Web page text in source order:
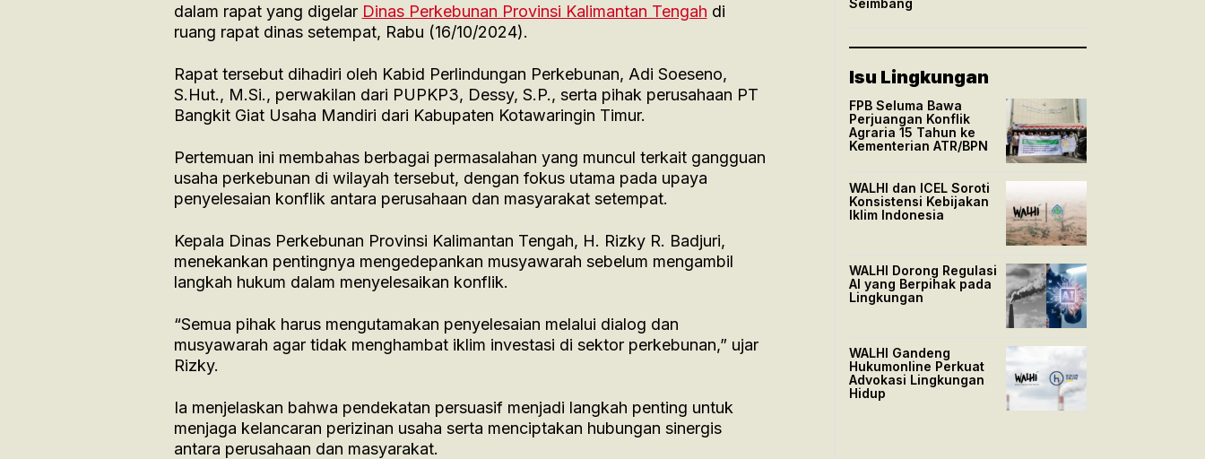
dalam rapat yang digelar Dinas Perkebunan Provinsi Kalimantan Tengah di
ruang rapat dinas setempat, Rabu (16/10/2024).
Rapat tersebut dihadiri oleh Kabid Perlindungan Perkebunan, Adi Soeseno,
S.Hut., M.Si., perwakilan dari PUPKP3, Dessy, S.P., serta pihak perusahaan PT
Bangkit Giat Usaha Mandiri dari Kabupaten Kotawaringin Timur.
Pertemuan ini membahas berbagai permasalahan yang muncul terkait gangguan
usaha perkebunan di wilayah tersebut, dengan fokus utama pada upaya
penyelesaian konflik antara perusahaan dan masyarakat setempat.
Kepala Dinas Perkebunan Provinsi Kalimantan Tengah, H. Rizky R. Badjuri,
menekankan pentingnya mengedepankan musyawarah sebelum mengambil
langkah hukum dalam menyelesaikan konflik.
“Semua pihak harus mengutamakan penyelesaian melalui dialog dan
musyawarah agar tidak menghambat iklim investasi di sektor perkebunan,” ujar
Rizky.
Ia menjelaskan bahwa pendekatan persuasif menjadi langkah penting untuk
menjaga kelancaran perizinan usaha serta menciptakan hubungan sinergis
antara perusahaan dan masyarakat.
Isu Lingkungan
FPB Seluma Bawa
Perjuangan Konflik
Agraria 15 Tahun ke
Kementerian ATR/BPN
WALHI dan ICEL Soroti
Konsistensi Kebijakan
Iklim Indonesia
WALHI Dorong Regulasi
AI yang Berpihak pada
Lingkungan
WALHI Gandeng
Hukumonline Perkuat
Advokasi Lingkungan
Hidup